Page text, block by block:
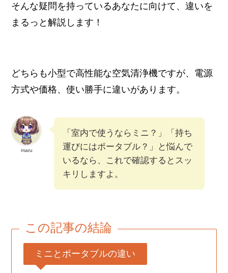
そんな疑問を持っているあなたに向けて、違いを
まるっと解説します！
どちらも小型で高性能な空気清浄機ですが、電源
方式や価格、使い勝手に違いがあります。
maru
「室内で使うならミニ？」「持ち
運びにはポータブル？」と悩んで
いるなら、これで確認するとスッ
キリしますよ。
この記事の結論
ミニとポータブルの違い